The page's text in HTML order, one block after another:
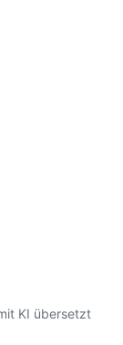
KI übersetzt